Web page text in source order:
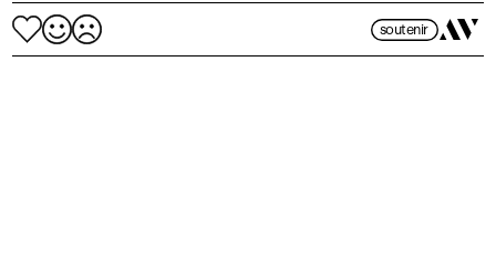
soutenir